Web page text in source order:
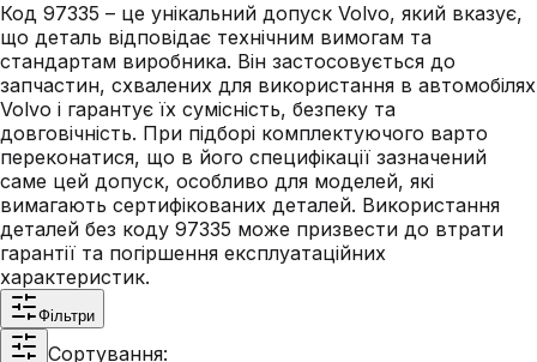
Код 97335 – це унікальний допуск Volvo, який вказує,
що деталь відповідає технічним вимогам та
стандартам виробника. Він застосовується до
запчастин, схвалених для використання в автомобілях
Volvo і гарантує їх сумісність, безпеку та
довговічність. При підборі комплектуючого варто
переконатися, що в його специфікації зазначений
саме цей допуск, особливо для моделей, які
вимагають сертифікованих деталей. Використання
деталей без коду 97335 може призвести до втрати
гарантії та погіршення експлуатаційних
характеристик.
Фільтри
Сортування: